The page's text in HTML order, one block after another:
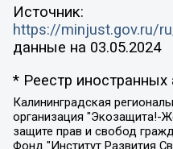
Источник:
https://minjust.gov.ru/
данные на 03.05.2024
* Реестр иностранных
Калининградская региональная общественная организация "Экозащита!-Женсовет", Фонд содействия защите прав и свобод граждан "Общественный вердикт", Фонд "Институт Развития Свободы Информации", Частное учреждение "Информационное агентство МЕМО. РУ", Региональная общественная организация "Общественная комиссия по сохранению наследия академика Сахарова", Фонд поддержки свободы прессы, Санкт-Петербургская общественная правозащитная организация "Гражданский контроль", Межрегиональная общественная организация "Информационно-просветительский центр "Мемориал", Региональный Фонд "Центр Защиты Прав Средств Массовой Информации", с 05.12.2023 Фонд "Центр Защиты Прав Средств массовой информации", Региональная общественная благотворительная организация помощи беженцам и мигрантам "Гражданское содействие", Негосударственное образовательное учреждение дополнительного профессионального образования (повышение квалификации) специалистов "АКАДЕМИЯ ПО ПРАВАМ ЧЕЛОВЕКА", Свердловская региональная общественная организация "Сутяжник", Автономная некоммерческая организация "Центр независимых социологических исследований", Союз общественных объединений "Российский исследовательский центр по правам человека", Региональное общественное учреждение научно-информационный центр "МЕМОРИАЛ", Некоммерческая организация "Фонд защиты гласности", Автономная некоммерческая организация "Институт прав человека", Городская общественная организация "Екатеринбургское общество "МЕМОРИАЛ", Городская общественная организация "Рязанское историко-просветительское и правозащитное общество "Мемориал" (Рязанский Мемориал), Челябинский региональный орган общественной самодеятельности – женское общественное объединение "Женщины Евразии", Челябинский региональный орган общественной самодеятельности "Уральская правозащитная группа", Фонд содействия защите здоровья и социальной справедливости имени Андрея Рылькова, Автономная Некоммерческая Организация "Аналитический Центр Юрия Левады", Автономная некоммерческая организация социальной поддержки населения "Проект Апрель", Региональная общественная организация помощи женщинам и детям, находящимся в кризисной ситуации "Информационно-методический центр "Анна", Фонд содействия развитию массовых коммуникаций и правовому просвещению "Так-так-Так", Фонд содействия устойчивому развитию "Серебряная тайга", Свердловский региональный общественный фонд социальных проектов "Новое время", "Idel.Реалии", Кавказ.Реалии, Крым.Реалии, Телеканал Настоящее Время, Татаро-башкирская служба Радио Свобода (Azatliq Radiosi), Радио Свободная Европа/Радио Свобода (PCE/PC), "Сибирь.Реалии", "Фактограф", Благотворительный фонд помощи осужденным и их семьям, Автономная некоммерческая организация "Институт глобализации и социальных движений", Фонд "В защиту прав заключенных", Частное учреждение "Центр поддержки и содействия развитию средств массовой информации", Пензенский региональный общественный благотворительный фонд "Гражданский союз", "Север.Реалии", Некоммерческая организация Фонд "Правовая инициатива", Общество с ограниченной ответственностью "Радио Свободная Европа/Радио Свобода", Чешское информационное агентство "MEDIUM-ORIENT", Красноярская региональная общественная организация "Мы против СПИДа", Камалягин Денис Николаевич, Маркелов Сергей Евгеньевич, Пономарев Лев Александрович, Савицкая Людмила Алексеевна, Автономная некоммерческая организация "Центр по работе с проблемой насилия "НАСИЛИЮ.НЕТ", Межрегиональный профессиональный союз работников здравоохранения "Альянс врачей", Юридическое лицо, зарегистрированное в Латвийской Республике, SIA "Medusa Project" (регистрационный номер 40103797863, дата регистрации 10.06.2014), Некоммерческая организация "Фонд по борьбе с коррупцией", Автономная некоммерческая организация "Институт права и публичной политики", Баданин Роман Сергеевич, Гликин Максим Александрович, Железнова Мария Михайловна, Лукьянова Юлия Сергеевна, Маетная Елизавета Витальевна, Маняхин Петр Борисович, Чуракова Ольга Владимировна, Ярош Юлия Петровна, Юридическое лицо "The Insider SIA", зарегистрированное в Риге, Латвийская Республика (дата регистрации 26.06.2015), являющееся администратором доменного имени интернет-издания "The Insider SIA", https://theins.ru, Постернак Алексей Евгеньевич, Рубин Михаил Аркадьевич, Анин Роман Александрович, Юридическое лицо Istories fonds, зарегистрированное в Латвийской Республике (регистрационный номер 50008295751, дата регистрации 24.02.2020), Великовский Дмитрий Александрович, Долинина Ирина Николаевна, Мароховская Алеся Алексеевна, Шлейнов Роман Юрьевич, Шмагун Олеся Валентиновна, Общество с ограниченной ответственностью "Альтаир 2021", Общество с ограниченной ответственностью "Вега 2021", Общество с ограниченной ответственностью "Главный редактор 2021", Общество с ограниченной ответственностью "Ромашки монолит", Важенков Артем Валерьевич, Ивановская областная общественная организация "Центр гендерных исследований", Гурман Юрий Альбертович, Медиапроект "ОВД-Инфо", Егоров Владимир Владимирович, Жилинский Владимир Александрович, Общество с ограниченной ответственностью "ЗП", Иванова София Юрьевна, Карезина Инна Павловна, Кильтау Екатерина Викторовна, Петров Алексей Викторович, Пискунов Сергей Евгеньевич, Смирнов Сергей Сергеевич, Тихонов Михаил Сергеевич, Общество с ограниченной ответственностью "ЖУРНАЛИСТ-ИНОСТРАННЫЙ АГЕНТ", Арапова Галина Юрьевна, Вольтская Татьяна Анатольевна, Американская компания "Mason G.E.S. Anonymous Foundation" (США), являющаяся владельцем интернет-издания https://mnews.world/, Компания "Stichting Bellingcat", зарегистрированная в Нидерландах (дата регистрации 11.07.2018), Захаров Андрей Вячеславович, Клепиковская Екатерина Дмитриевна, Общество с ограниченной ответственностью "МЕМО", Перл Роман Александрович, Симонов Евгений Алексеевич, Соловьева Елена Анатольевна, Сотников Даниил Владимирович, Сурначева Елизавета Дмитриевна, Автономная некоммерческая организация по защите прав